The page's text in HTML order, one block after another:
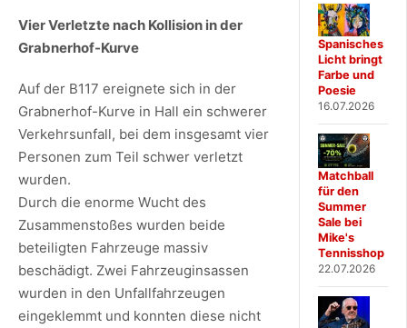
Vier Verletzte nach Kollision in der
Grabnerhof-Kurve
Auf der B117 ereignete sich in der
Grabnerhof-Kurve in Hall ein schwerer
Verkehrsunfall, bei dem insgesamt vier
Personen zum Teil schwer verletzt
wurden.
Durch die enorme Wucht des
Zusammenstoßes wurden beide
beteiligten Fahrzeuge massiv
beschädigt. Zwei Fahrzeuginsassen
wurden in den Unfallfahrzeugen
eingeklemmt und konnten diese nicht
Spanisches
Licht bringt
Farbe und
Poesie
16.07.2026
Matchball
für den
Summer
Sale bei
Mike's
Tennisshop
22.07.2026